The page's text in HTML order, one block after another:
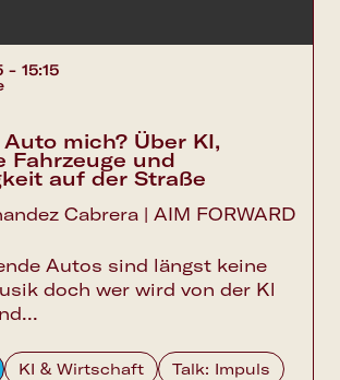
- 15:15
mich? Über KI,
Fahrzeuge und
auf der Straße
Cabrera | AIM FORWARD
Autos sind längst keine
doch wer wird von der Kl
KI & Wirtschaft Talk: Impuls